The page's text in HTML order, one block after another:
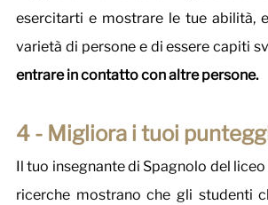
esercitarti e mostrare le tue abilità,
varietà di persone e di essere capiti
entrare in contatto con altre persone.
4 - Migliora i tuoi
Il tuo insegnante di Spagnolo del
ricerche mostrano che gli studenti